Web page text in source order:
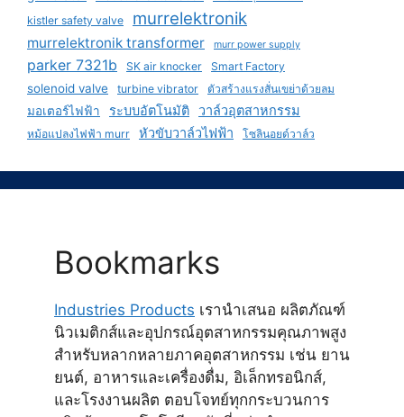
kistler safety valve murrelektronik
murrelektronik transformer murr power supply
parker 7321b SK air knocker Smart Factory
solenoid valve turbine vibrator ตัวสร้างแรงสั่นเขย่าด้วยลม
มอเตอร์ไฟฟ้า ระบบอัตโนมัติ วาล์วอุตสาหกรรม
หม้อแปลงไฟฟ้า murr หัวขับวาล์วไฟฟ้า โซลินอยด์วาล์ว
Bookmarks
Industries Products เรานำเสนอ ผลิตภัณฑ์
นิวเมติกส์และอุปกรณ์อุตสาหกรรมคุณภาพสูง
สำหรับหลากหลายภาคอุตสาหกรรม เช่น ยาน
ยนต์, อาหารและเครื่องดื่ม, อิเล็กทรอนิกส์,
และโรงงานผลิต ตอบโจทย์ทุกกระบวนการ